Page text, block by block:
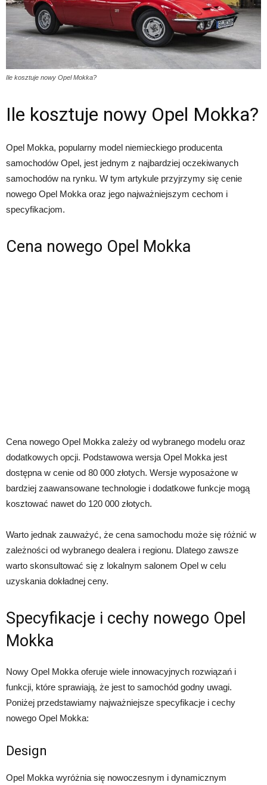
Ile kosztuje nowy Opel Mokka?
Ile kosztuje nowy Opel Mokka?
Opel Mokka, popularny model niemieckiego producenta
samochodów Opel, jest jednym z najbardziej oczekiwanych
samochodów na rynku. W tym artykule przyjrzymy się cenie
nowego Opel Mokka oraz jego najważniejszym cechom i
specyfikacjom.
Cena nowego Opel Mokka
Cena nowego Opel Mokka zależy od wybranego modelu oraz
dodatkowych opcji. Podstawowa wersja Opel Mokka jest
dostępna w cenie od 80 000 złotych. Wersje wyposażone w
bardziej zaawansowane technologie i dodatkowe funkcje mogą
kosztować nawet do 120 000 złotych.
Warto jednak zauważyć, że cena samochodu może się różnić w
zależności od wybranego dealera i regionu. Dlatego zawsze
warto skonsultować się z lokalnym salonem Opel w celu
uzyskania dokładnej ceny.
Specyfikacje i cechy nowego Opel
Mokka
Nowy Opel Mokka oferuje wiele innowacyjnych rozwiązań i
funkcji, które sprawiają, że jest to samochód godny uwagi.
Poniżej przedstawiamy najważniejsze specyfikacje i cechy
nowego Opel Mokka:
Design
Opel Mokka wyróżnia się nowoczesnym i dynamicznym